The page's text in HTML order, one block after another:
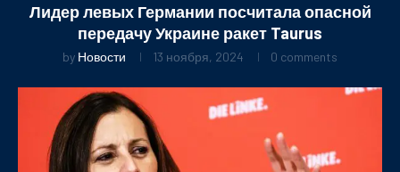
Лидер левых Германии посчитала опасной
передачу Украине ракет Taurus
by Новости 13 ноября, 2024 0 comments